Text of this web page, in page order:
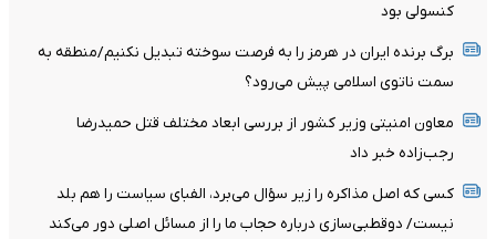
کنسولی بود
برگ برنده ایران در هرمز را به فرصت سوخته تبدیل نکنیم/منطقه به
سمت ناتوی اسلامی پیش می‌رود؟
معاون امنیتی وزیر کشور از بررسی ابعاد مختلف قتل حمیدرضا
رجب‌زاده خبر داد
کسی که اصل مذاکره را زیر سؤال می‌برد، الفبای سیاست را هم بلد
نیست/ دوقطبی‌سازی درباره حجاب ما را از مسائل اصلی دور می‌کند